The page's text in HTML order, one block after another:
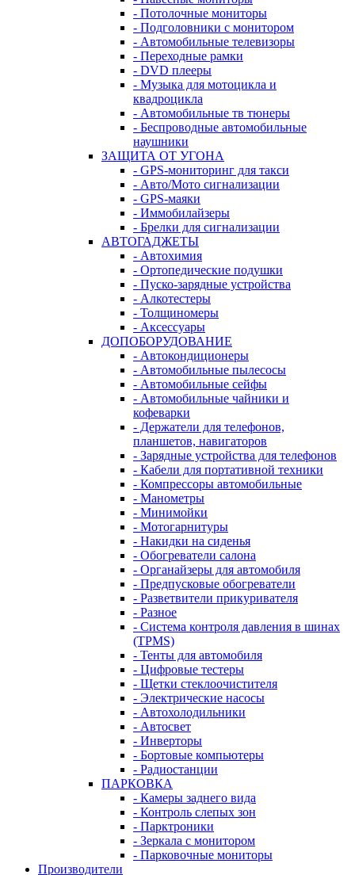
- Потолочные мониторы
- Подголовники с монитором
- Автомобильные телевизоры
- Переходные рамки
- DVD плееры
- Музыка для мотоцикла и
квадроцикла
- Автомобильные тв тюнеры
- Беспроводные автомобильные
наушники
ЗАЩИТА ОТ УГОНА
- GPS-мониторинг для такси
- Авто/Мото сигнализации
- GPS-маяки
- Иммобилайзеры
- Брелки для сигнализации
АВТОГАДЖЕТЫ
- Автохимия
- Ортопедические подушки
- Пуско-зарядные устройства
- Алкотестеры
- Толщиномеры
- Аксессуары
ДОПОБОРУДОВАНИЕ
- Автокондиционеры
- Автомобильные пылесосы
- Автомобильные сейфы
- Автомобильные чайники и
кофеварки
- Держатели для телефонов,
планшетов, навигаторов
- Зарядные устройства для телефонов
- Кабели для портативной техники
- Компрессоры автомобильные
- Манометры
- Минимойки
- Мотогарнитуры
- Накидки на сиденья
- Обогреватели салона
- Органайзеры для автомобиля
- Предпусковые обогреватели
- Разветвители прикуривателя
- Разное
- Система контроля давления в шинах
(TPMS)
- Тенты для автомобиля
- Цифровые тестеры
- Щетки стеклоочистителя
- Электрические насосы
- Автохолодильники
- Автосвет
- Инверторы
- Бортовые компьютеры
- Радиостанции
ПАРКОВКА
- Камеры заднего вида
- Контроль слепых зон
- Парктроники
- Зеркала с монитором
- Парковочные мониторы
Производители